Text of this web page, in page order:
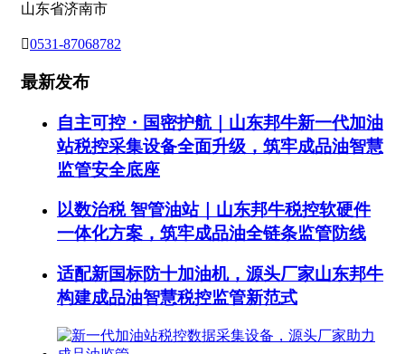
山东省济南市
0531-87068782
最新发布
自主可控・国密护航｜山东邦牛新一代加油
站税控采集设备全面升级，筑牢成品油智慧
监管安全底座
以数治税 智管油站｜山东邦牛税控软硬件
一体化方案，筑牢成品油全链条监管防线
适配新国标防十加油机，源头厂家山东邦牛
构建成品油智慧税控监管新范式